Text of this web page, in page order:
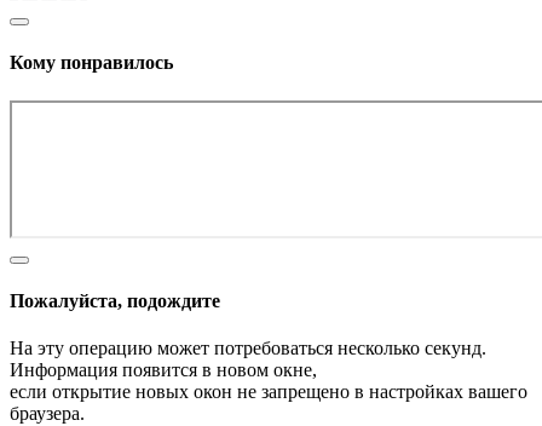
Кому понравилось
Пожалуйста, подождите
На эту операцию может потребоваться несколько секунд.
Информация появится в новом окне,
если открытие новых окон не запрещено в настройках вашего
браузера.